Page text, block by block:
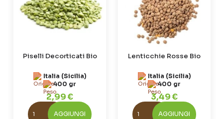
Piselli Decorticati Bio
Italia (Sicilia)
400 gr
2,99 €
AGGIUNGI
Lenticchie Rosse Bio
Italia (Sicilia)
400 gr
3,49 €
AGGIUNGI